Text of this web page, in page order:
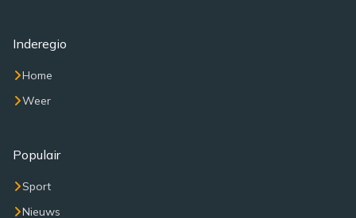
Inderegio
Home
Weer
Populair
Sport
Nieuws